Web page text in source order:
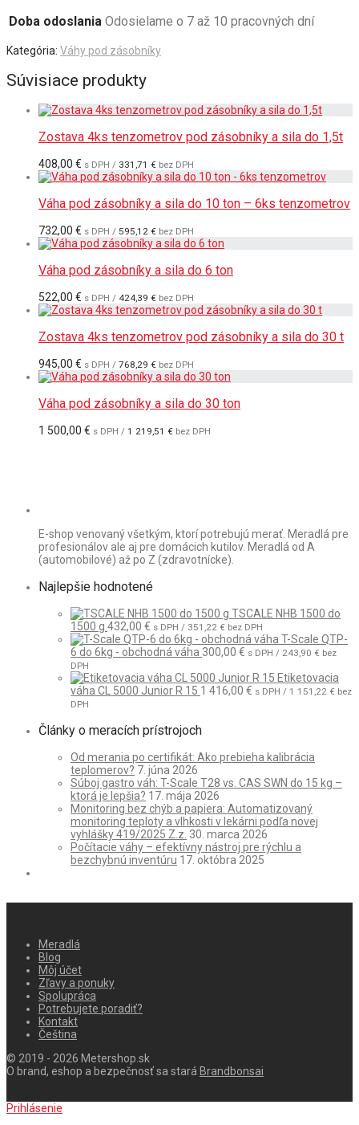
Doba odoslania Odosielame o 7 až 10 pracovných dní
Kategória: Váhy pod zásobníky
Súvisiace produkty
Zostava 4ks tenzometrov pod zásobníky a sila do 1,5t
408,00 € s DPH / 331,71 € bez DPH
Váha pod zásobníky a sila do 10 ton – 6ks tenzometrov
732,00 € s DPH / 595,12 € bez DPH
Váha pod zásobníky a sila do 6 ton
522,00 € s DPH / 424,39 € bez DPH
Zostava 4ks tenzometrov pod zásobníky a sila do 30 t
945,00 € s DPH / 768,29 € bez DPH
Váha pod zásobníky a sila do 30 ton
1 500,00 € s DPH / 1 219,51 € bez DPH
E-shop venovaný všetkým, ktorí potrebujú merať. Meradlá pre
profesionálov ale aj pre domácich kutilov. Meradlá od A
(automobilové) až po Z (zdravotnícke).
Najlepšie hodnotené
TSCALE NHB 1500 do
1500 g 432,00 € s DPH / 351,22 € bez DPH
T-Scale QTP-
6 do 6kg - obchodná váha 300,00 € s DPH / 243,90 € bez
DPH
Etiketovacia
váha CL 5000 Junior R 15 1 416,00 € s DPH / 1 151,22 € bez
DPH
Články o meracích prístrojoch
Od merania po certifikát: Ako prebieha kalibrácia
teplomerov? 7. júna 2026
Súboj gastro váh: T-Scale T28 vs. CAS SWN do 15 kg –
ktorá je lepšia? 17. mája 2026
Monitoring bez chýb a papiera: Automatizovaný
monitoring teploty a vlhkosti v lekárni podľa novej
vyhlášky 419/2025 Z.z. 30. marca 2026
Počítacie váhy – efektívny nástroj pre rýchlu a
bezchybnú inventúru 17. októbra 2025
Meradlá
Blog
Môj účet
Zľavy a ponuky
Spolupráca
Potrebujete poradiť?
Kontakt
Čeština
© 2019 - 2026 Metershop.sk
O brand, eshop a bezpečnosť sa stará Brandbonsai
Prihlásenie